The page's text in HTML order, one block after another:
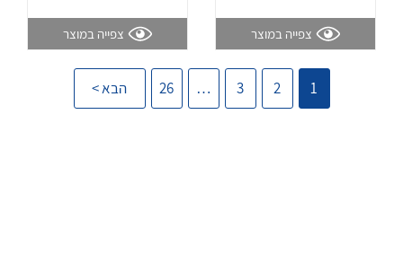
לכל מוצרי היצרן לכל מוצרי היצרן
צפייה במוצר צפייה במוצר
1
2
3
…
26 הבא >